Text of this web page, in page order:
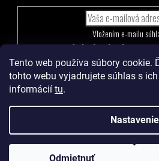
Tento web používa súbory cookie.
tohto webu vyjadrujete súhlas s
informácií tu.
Nastavenie
Odmietnuť
podmienkami ochrany